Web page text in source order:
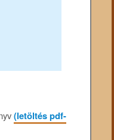
(letöltés pdf-